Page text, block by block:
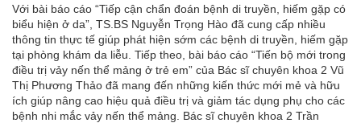
Với bài báo cáo “Tiếp cận chẩn đoán bệnh di truyền, hiếm gặp có
biểu hiện ở da”, TS.BS Nguyễn Trọng Hào đã cung cấp nhiều
thông tin thực tế giúp phát hiện sớm các bệnh di truyền, hiếm gặp
tại phòng khám da liễu. Tiếp theo, bài báo cáo “Tiến bộ mới trong
điều trị vảy nến thể mảng ở trẻ em” của Bác sĩ chuyên khoa 2 Vũ
Thị Phương Thảo đã mang đến những kiến thức mới mẻ và hữu
ích giúp nâng cao hiệu quả điều trị và giảm tác dụng phụ cho các
bệnh nhi mắc vảy nến thể mảng. Bác sĩ chuyên khoa 2 Trần